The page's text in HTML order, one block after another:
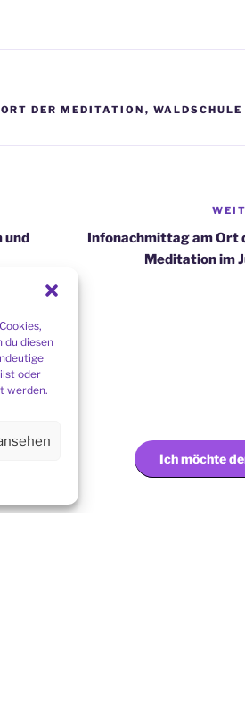
du diesen
oder
werden.
ORT DER MEDITATION , WALDSCHULE
und
Infonachmittag am Ort
Meditation im
Ich möchte